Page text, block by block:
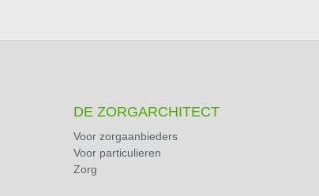
DE ZORGARCHITECT
Voor zorgaanbieders
Voor particulieren
Zorg